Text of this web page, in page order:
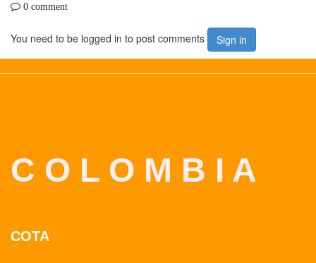
0 comment
You need to be logged in to post comments Sign in
C O L O M B I A
COTA